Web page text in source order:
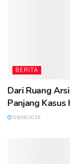
BERITA
Dari Ruang
Panjang
06/08/2026